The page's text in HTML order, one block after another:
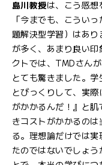
島川教授は、こう感想
「今までも、こうい
題解決型学習）はあ
が多く、あまり良い
クトでは、TMDさん
とても驚きました。学
とびっくりして、実
がかかるんだ！』と
きコストがかかるの
る。理想論だけでは
たのではないでしょ